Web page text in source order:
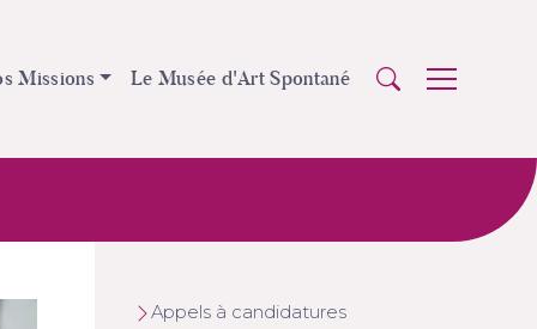
Missions Le Musée d'Art Spontané
Appels à candidatures